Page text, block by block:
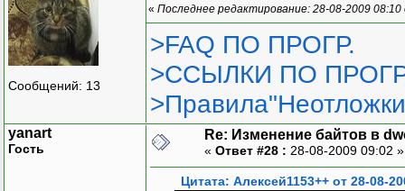
Сообщений: 13
« Последнее редактирование: 28-08-2009
>FAQ ПО ПРОГР.
>ССЫЛКИ ПО
yanart
Гость
Re: Изменение байтов в
« Ответ #28 : 28-08-2009 09:02
Цитата: Алексей1153++ от 28-08-